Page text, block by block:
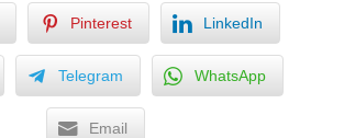
Pinterest LinkedIn
Telegram WhatsApp
Email